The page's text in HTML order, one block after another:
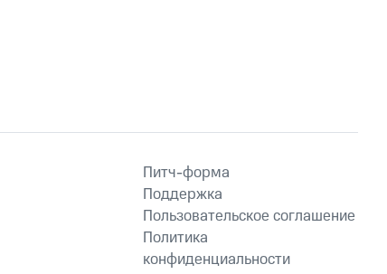
Питч-форма
Поддержка
Пользовательское соглашение
Политика
конфиденциальности